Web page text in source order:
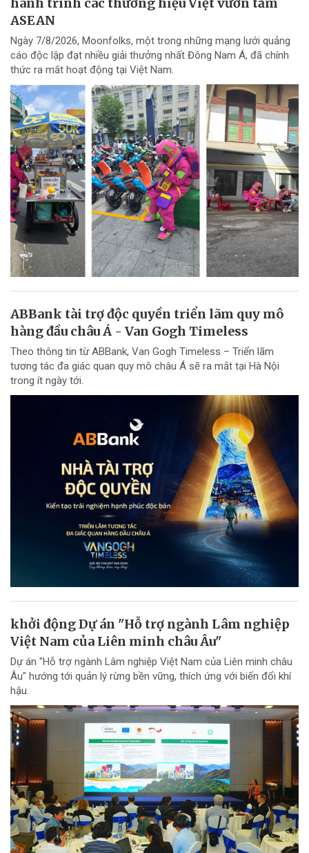
hành trình các thương hiệu Việt vươn tầm
ASEAN
Ngày 7/8/2026, Moonfolks, một trong những mạng lưới quảng
cáo độc lập đạt nhiều giải thưởng nhất Đông Nam Á, đã chính
thức ra mắt hoạt động tại Việt Nam.
ABBank tài trợ độc quyền triển lãm quy mô
hàng đầu châu Á - Van Gogh Timeless
Theo thông tin từ ABBank, Van Gogh Timeless – Triển lãm
tương tác đa giác quan quy mô châu Á sẽ ra mắt tại Hà Nội
trong ít ngày tới.
khởi động Dự án "Hỗ trợ ngành Lâm nghiệp
Việt Nam của Liên minh châu Âu"
Dự án "Hỗ trợ ngành Lâm nghiệp Việt Nam của Liên minh châu
Âu" hướng tới quản lý rừng bền vững, thích ứng với biến đổi khí
hậu.